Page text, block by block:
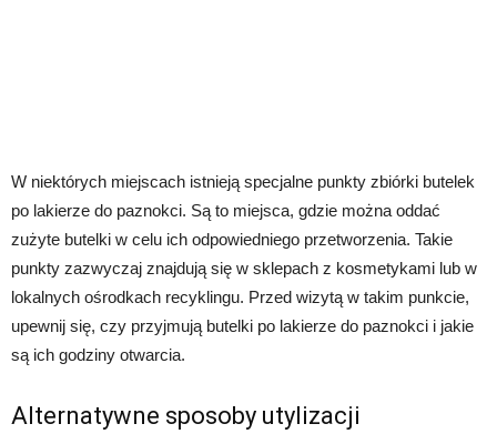
W niektórych miejscach istnieją specjalne punkty zbiórki butelek
po lakierze do paznokci. Są to miejsca, gdzie można oddać
zużyte butelki w celu ich odpowiedniego przetworzenia. Takie
punkty zazwyczaj znajdują się w sklepach z kosmetykami lub w
lokalnych ośrodkach recyklingu. Przed wizytą w takim punkcie,
upewnij się, czy przyjmują butelki po lakierze do paznokci i jakie
są ich godziny otwarcia.
Alternatywne sposoby utylizacji